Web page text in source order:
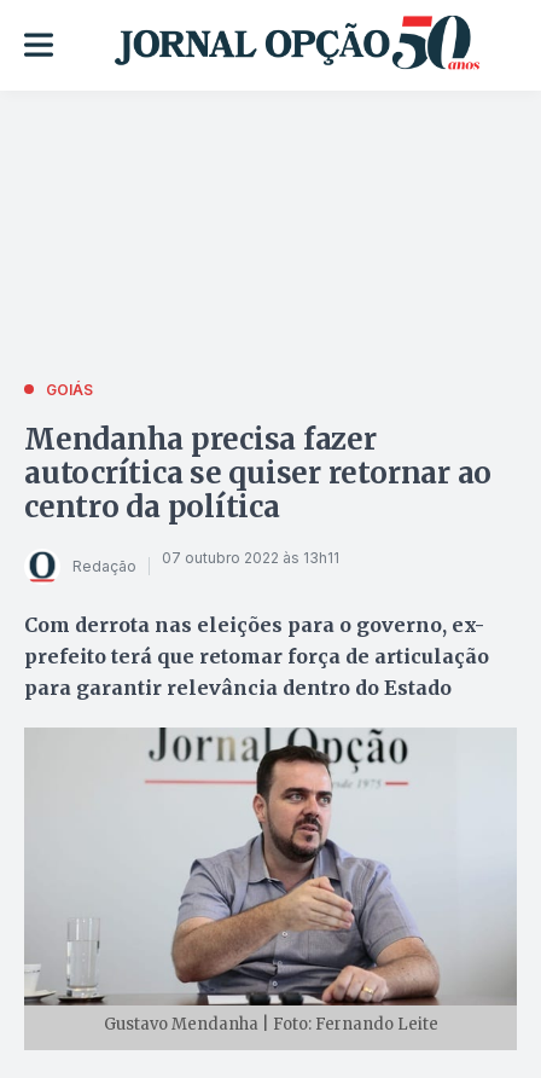
GOIÁS
Mendanha precisa fazer
autocrítica se quiser retornar ao
centro da política
Redação 07 outubro 2022 às 13h11
Com derrota nas eleições para o governo, ex-
prefeito terá que retomar força de articulação
para garantir relevância dentro do Estado
Gustavo Mendanha | Foto: Fernando Leite